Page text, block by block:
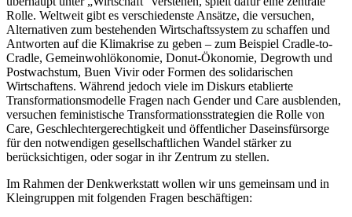
Rolle. Weltweit gibt es verschiedenste Ansätze, die versuchen,
Alternativen zum bestehenden Wirtschaftssystem zu schaffen und
Antworten auf die Klimakrise zu geben – zum Beispiel Cradle-to-
Cradle, Gemeinwohlökonomie, Donut-Ökonomie, Degrowth und
Postwachstum, Buen Vivir oder Formen des solidarischen
Wirtschaftens. Während jedoch viele im Diskurs etablierte
Transformationsmodelle Fragen nach Gender und Care ausblenden,
versuchen feministische Transformationsstrategien die Rolle von
Care, Geschlechtergerechtigkeit und öffentlicher Daseinsfürsorge
für den notwendigen gesellschaftlichen Wandel stärker zu
berücksichtigen, oder sogar in ihr Zentrum zu stellen.
Im Rahmen der Denkwerkstatt wollen wir uns gemeinsam und in
Kleingruppen mit folgenden Fragen beschäftigen: